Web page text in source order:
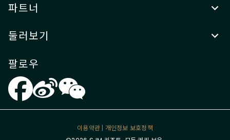
파트너
둘러보기
팔로우
이용약관 | 개인정보 보호정책